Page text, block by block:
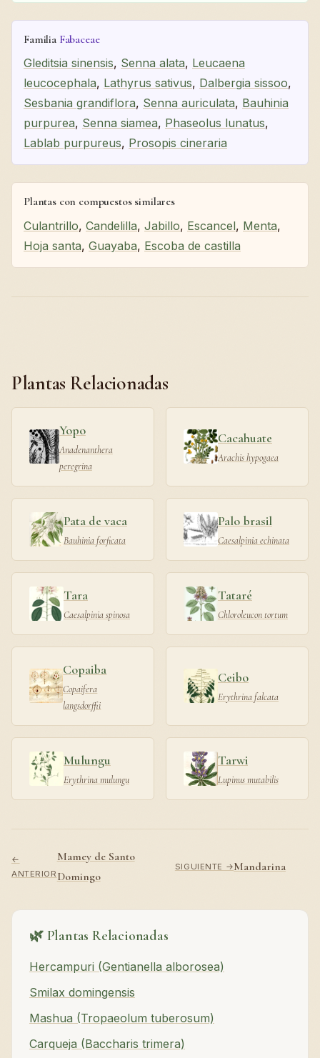
Familia Fabaceae
Gleditsia sinensis, Senna alata, Leucaena
leucocephala, Lathyrus sativus, Dalbergia sissoo,
Sesbania grandiflora, Senna auriculata, Bauhinia
purpurea, Senna siamea, Phaseolus lunatus,
Lablab purpureus, Prosopis cineraria
Plantas con compuestos similares
Culantrillo, Candelilla, Jabillo, Escancel, Menta,
Hoja santa, Guayaba, Escoba de castilla
Plantas Relacionadas
Yopo
Anadenanthera
peregrina
Cacahuate
Arachis hypogaea
Pata de vaca
Bauhinia forficata
Palo brasil
Caesalpinia echinata
Tara
Caesalpinia spinosa
Tataré
Chloroleucon tortum
Copaiba
Copaifera
langsdorffii
Ceibo
Erythrina falcata
Mulungu
Erythrina mulungu
Tarwi
Lupinus mutabilis
←
ANTERIOR
Mamey de Santo
Domingo
SIGUIENTE →Mandarina
🌿 Plantas Relacionadas
Hercampuri (Gentianella alborosea)
Smilax domingensis
Mashua (Tropaeolum tuberosum)
Carqueja (Baccharis trimera)